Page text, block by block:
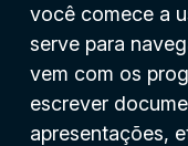
você comece a
serve para
vem com os
escrever
apresentações,